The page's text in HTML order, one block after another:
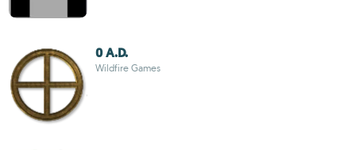
0 A.D.
Wildfire Games